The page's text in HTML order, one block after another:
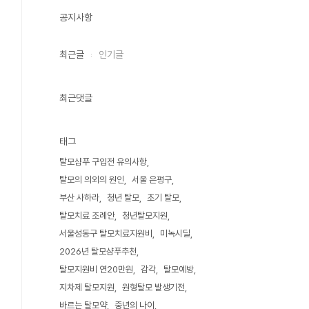
공지사항
최근글 인기글
최근댓글
태그
탈모샴푸 구입전 유의사항
탈모의 의외의 원인
서울 은평구
부산 사하라
청년 탈모
초기 탈모
탈모치료 조례안
청년탈모지원
서울성동구 탈모치료지원비
미녹시딜
2026년 탈모샴푸추천
탈모지원비 연20만원
감각
탈모예방
지차제 탈모지원
원형탈모 발생기전
바르는 탈모약
중년의 나이